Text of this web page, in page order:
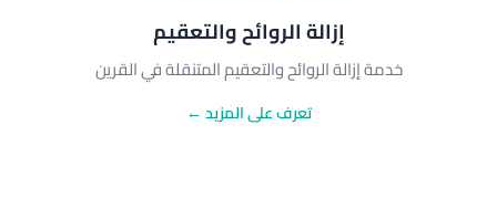
إزالة الروائح والتعقيم
خدمة إزالة الروائح والتعقيم المتنقلة في القرين
تعرف على المزيد ←